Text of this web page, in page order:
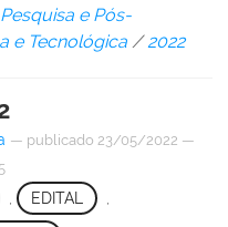
e Pós-
e Tecnológica /2022
— publicado 23/05/2022 —
EDITAL